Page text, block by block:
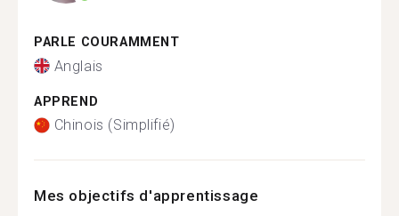
PARLE COURAMMENT
Anglais
APPREND
Chinois (Simplifié)
Mes objectifs d'apprentissage